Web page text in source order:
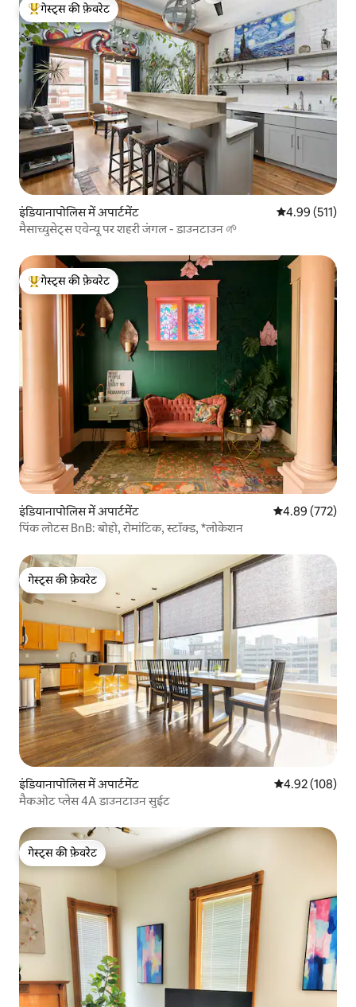
गेस्ट्स का टॉप फ़ेवरेट
गेस्ट्स की फ़ेवरेट
इंडियानापोलिस में अपार्टमेंट औसत रेटिंग 5 में से
4.99 (511)
मैसाच्युसेट्स एवेन्यू पर शहरी जंगल - डाउनटाउन 🌱
गेस्ट्स का टॉप फ़ेवरेट
गेस्ट्स की फ़ेवरेट
इंडियानापोलिस में अपार्टमेंट औसत रेटिंग 5 में से
4.89 (772)
पिंक लोटस BnB: बोहो, रोमांटिक, स्टॉक्ड, *लोकेशन
गेस्ट्स की फ़ेवरेट
गेस्ट्स की फ़ेवरेट
इंडियानापोलिस में अपार्टमेंट औसत रेटिंग 5 में से
4.92 (108)
मैकओट प्लेस 4A डाउनटाउन सुईट
गेस्ट्स की फ़ेवरेट
गेस्ट्स की फ़ेवरेट